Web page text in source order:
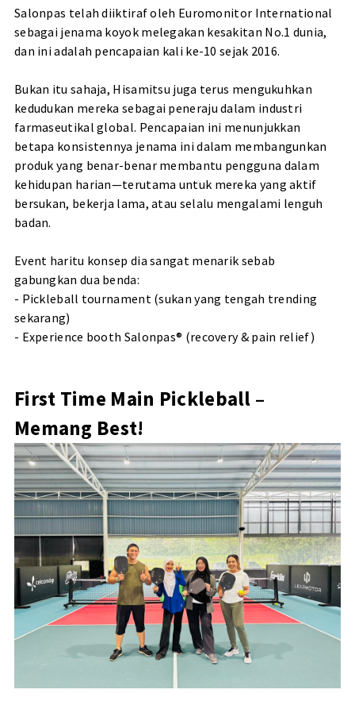
Salonpas telah diiktiraf oleh Euromonitor International
sebagai jenama koyok melegakan kesakitan No.1 dunia,
dan ini adalah pencapaian kali ke-10 sejak 2016.
Bukan itu sahaja, Hisamitsu juga terus mengukuhkan
kedudukan mereka sebagai peneraju dalam industri
farmaseutikal global. Pencapaian ini menunjukkan
betapa konsistennya jenama ini dalam membangunkan
produk yang benar-benar membantu pengguna dalam
kehidupan harian—terutama untuk mereka yang aktif
bersukan, bekerja lama, atau selalu mengalami lenguh
badan.
Event haritu konsep dia sangat menarik sebab
gabungkan dua benda:
- Pickleball tournament (sukan yang tengah trending
sekarang)
- Experience booth Salonpas® (recovery & pain relief)
First Time Main Pickleball –
Memang Best!